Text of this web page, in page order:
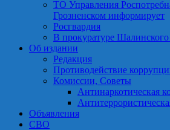
ТО Управления
Грозненском информирует
Росгвардия
В прокуратуре Шалинского
Об издании
Редакция
Противодействие
Комиссии, Советы
Антинаркотическая
Объявления
СВО